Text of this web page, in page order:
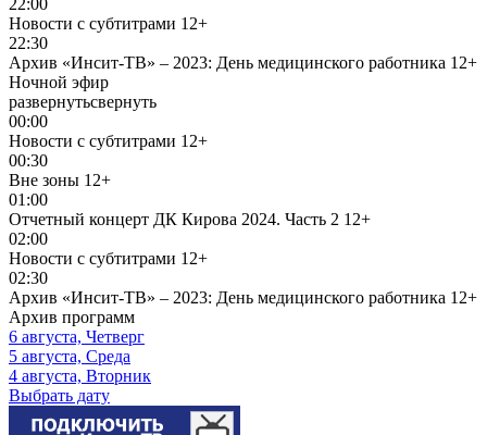
Новости с субтитрами 12+
22:30
Архив «Инсит-ТВ» – 2023: День медицинского работника 12+
Ночной эфир
развернутьсвернуть
00:00
Новости с субтитрами 12+
00:30
Вне зоны 12+
01:00
Отчетный концерт ДК Кирова 2024. Часть 2 12+
02:00
Новости с субтитрами 12+
02:30
Архив «Инсит-ТВ» – 2023: День медицинского работника 12+
Архив программ
6 августа, Четверг
5 августа, Среда
4 августа, Вторник
Выбрать дату